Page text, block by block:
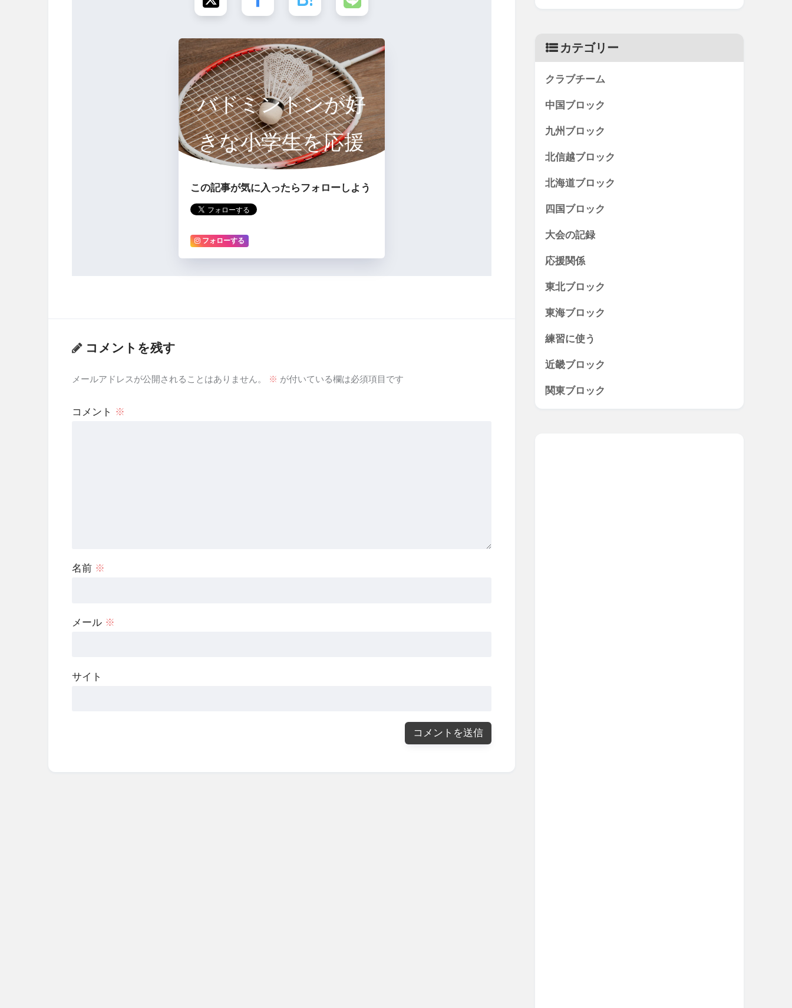
バドミントンが好
きな小学生を応援
するサイト
この記事が気に入ったらフォローしよう
フォローする
コメントを残す
メールアドレスが公開されることはありません。 ※ が付いている欄は必須項目です
コメント ※
名前 ※
メール ※
サイト
カテゴリー
クラブチーム
中国ブロック
九州ブロック
北信越ブロック
北海道ブロック
四国ブロック
大会の記録
応援関係
東北ブロック
東海ブロック
練習に使う
近畿ブロック
関東ブロック